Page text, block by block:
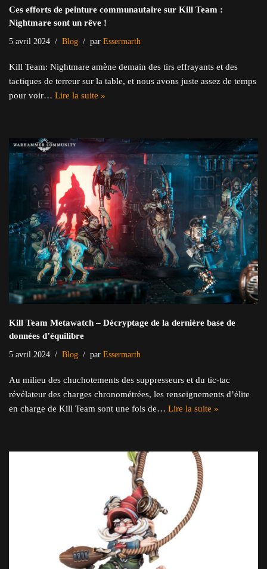
Ces efforts de peinture communautaire sur Kill Team :
Nightmare sont un rêve !
5 avril 2024 Blog par Essermarth
Kill Team: Nightmare amène demain des tirs effrayants et des
tactiques de terreur sur la table, et nous avons juste assez de temps
pour voir… Lire la suite »
Kill Team Metawatch – Décryptage de la dernière base de
données d’équilibre
5 avril 2024 Blog par Essermarth
Au milieu des chuchotements des suppresseurs et du tic-tac
révélateur des charges chronométrées, les renseignements d’élite
en charge de Kill Team sont une fois de… Lire la suite »